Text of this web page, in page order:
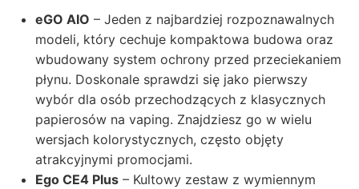
eGO AIO – Jeden z najbardziej rozpoznawalnych
modeli, który cechuje kompaktowa budowa oraz
wbudowany system ochrony przed przeciekaniem
płynu. Doskonale sprawdzi się jako pierwszy
wybór dla osób przechodzących z klasycznych
papierosów na vaping. Znajdziesz go w wielu
wersjach kolorystycznych, często objęty
atrakcyjnymi promocjami.
Ego CE4 Plus – Kultowy zestaw z wymiennym